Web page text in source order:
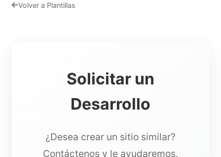
Volver a Plantillas
Solicitar un
Desarrollo
¿Desea crear un sitio similar?
Contáctenos y le ayudaremos.